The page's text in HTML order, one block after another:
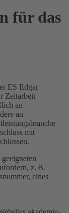
für das
ES Edgar
Zeitarbeit
an
an
mit
z. B.
eines